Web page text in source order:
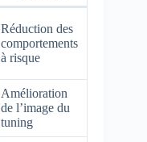
Réduction des
comportements
à risque
Amélioration
de l’image du
tuning